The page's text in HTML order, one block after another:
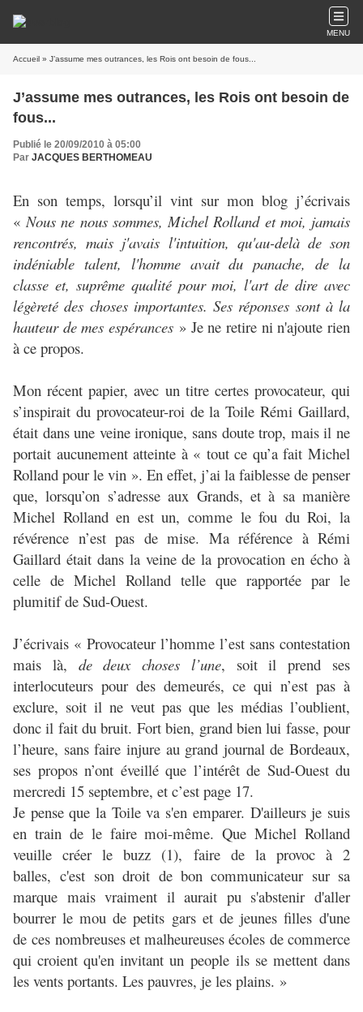
MENU
Accueil » J’assume mes outrances, les Rois ont besoin de fous...
J’assume mes outrances, les Rois ont besoin de
fous...
Publié le 20/09/2010 à 05:00
Par JACQUES BERTHOMEAU
En son temps, lorsqu’il vint sur mon blog j’écrivais
«Nous ne nous sommes, Michel Rolland et moi, jamais
rencontrés, mais j'avais l'intuition, qu'au-delà de son
indéniable talent, l'homme avait du panache, de la
classe et, suprême qualité pour moi, l'art de dire avec
légèreté des choses importantes. Ses réponses sont à la
hauteur de mes espérances » Je ne retire ni n'ajoute rien
à ce propos.
Mon récent papier, avec un titre certes provocateur, qui
s’inspirait du provocateur-roi de la Toile Rémi Gaillard,
était dans une veine ironique, sans doute trop, mais il ne
portait aucunement atteinte à « tout ce qu’a fait Michel
Rolland pour le vin ». En effet, j’ai la faiblesse de penser
que, lorsqu’on s’adresse aux Grands, et à sa manière
Michel Rolland en est un, comme le fou du Roi, la
révérence n’est pas de mise. Ma référence à Rémi
Gaillard était dans la veine de la provocation en écho à
celle de Michel Rolland telle que rapportée par le
plumitif de Sud-Ouest.
J’écrivais « Provocateur l’homme l’est sans contestation
mais là, de deux choses l’une, soit il prend ses
interlocuteurs pour des demeurés, ce qui n’est pas à
exclure, soit il ne veut pas que les médias l’oublient,
donc il fait du bruit. Fort bien, grand bien lui fasse, pour
l’heure, sans faire injure au grand journal de Bordeaux,
ses propos n’ont éveillé que l’intérêt de Sud-Ouest du
mercredi 15 septembre, et c’est page 17.
Je pense que la Toile va s'en emparer. D'ailleurs je suis
en train de le faire moi-même. Que Michel Rolland
veuille créer le buzz (1), faire de la provoc à 2
balles, c'est son droit de bon communicateur sur sa
marque mais vraiment il aurait pu s'abstenir d'aller
bourrer le mou de petits gars et de jeunes filles d'une
de ces nombreuses et malheureuses écoles de commerce
qui croient qu'en invitant un people ils se mettent dans
les vents portants. Les pauvres, je les plains. »